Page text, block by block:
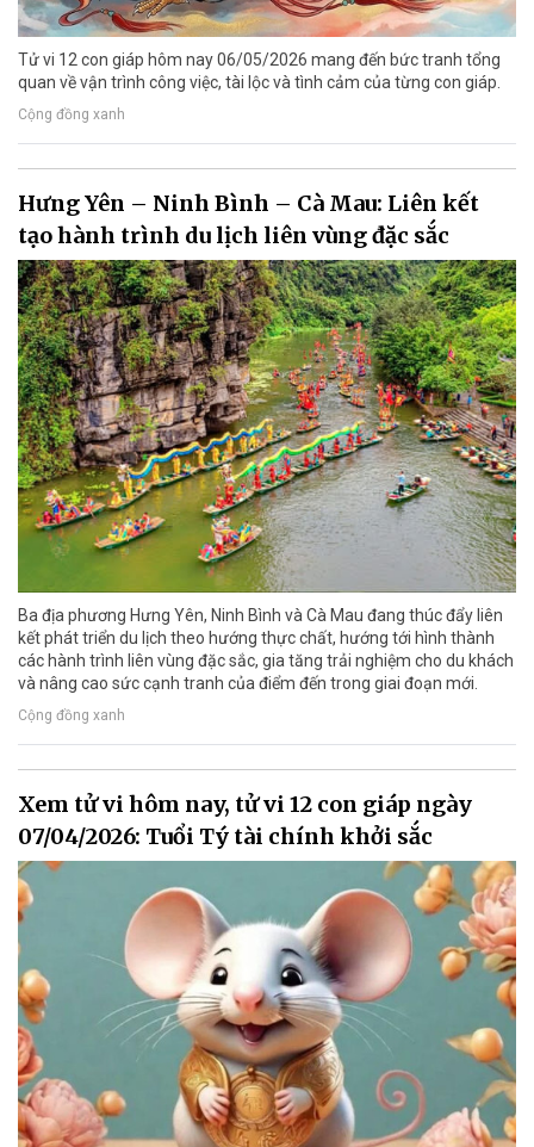
Tử vi 12 con giáp hôm nay 06/05/2026 mang đến bức tranh tổng
quan về vận trình công việc, tài lộc và tình cảm của từng con giáp.
Cộng đồng xanh
Hưng Yên – Ninh Bình – Cà Mau: Liên kết
tạo hành trình du lịch liên vùng đặc sắc
Ba địa phương Hưng Yên, Ninh Bình và Cà Mau đang thúc đẩy liên
kết phát triển du lịch theo hướng thực chất, hướng tới hình thành
các hành trình liên vùng đặc sắc, gia tăng trải nghiệm cho du khách
và nâng cao sức cạnh tranh của điểm đến trong giai đoạn mới.
Cộng đồng xanh
Xem tử vi hôm nay, tử vi 12 con giáp ngày
07/04/2026: Tuổi Tý tài chính khởi sắc